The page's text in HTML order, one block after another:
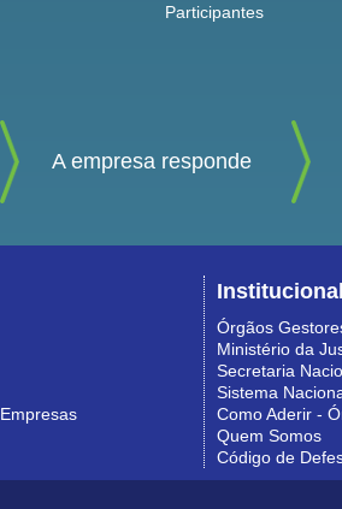
Participantes
A empresa responde
Institucional
Órgãos
Ministério da
Secretaria
Sistema
Como Aderir -
Quem Somos
Código de